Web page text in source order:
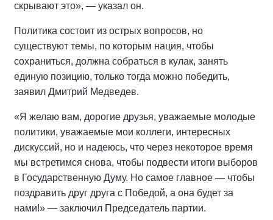
скрывают это», — указал он.
Политика состоит из острых вопросов, но
существуют темы, по которым нация, чтобы
сохраниться, должна собраться в кулак, занять
единую позицию, только тогда можно победить,
заявил Дмитрий Медведев.
«Я желаю вам, дорогие друзья, уважаемые молодые
политики, уважаемые мои коллеги, интересных
дискуссий, но и надеюсь, что через некоторое время
мы встретимся снова, чтобы подвести итоги выборов
в Государственную Думу. Но самое главное — чтобы
поздравить друг друга с Победой, а она будет за
нами!» — заключил Председатель партии.